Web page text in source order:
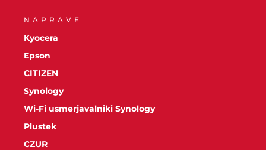
NAPRAVE
Kyocera
Epson
CITIZEN
Synology
Wi-Fi usmerjavalniki Synology
Plustek
CZUR